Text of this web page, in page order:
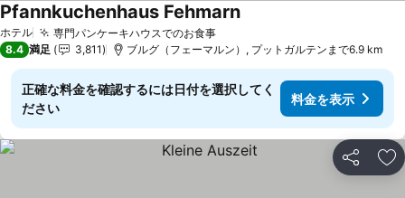
ホテル 専門パンケーキハウスでのお食事料金を表示
Pfannkuchenhaus Fehmarn料金を表示
8.4 満足 3,811 ブルグ（フェーマルン）, プットガルテンまで6.9 km
正確な料金を確認するには日付を選択してく
ださい
料金を表示
シェア お